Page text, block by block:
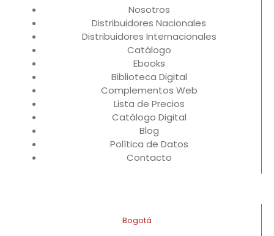
Nosotros
Distribuidores Nacionales
Distribuidores Internacionales
Catálogo
Ebooks
Biblioteca Digital
Complementos Web
Lista de Precios
Catálogo Digital
Blog
Política de Datos
Contacto
Bogotá